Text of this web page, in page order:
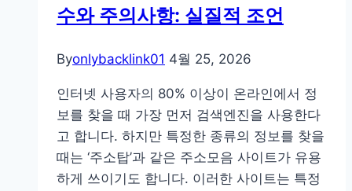
수와 주의사항: 실질적 조언
Byonlybacklink01 4월 25, 2026
인터넷 사용자의 80% 이상이 온라인에서 정
보를 찾을 때 가장 먼저 검색엔진을 사용한다
고 합니다. 하지만 특정한 종류의 정보를 찾을
때는 ‘주소탑’과 같은 주소모음 사이트가 유용
하게 쓰이기도 합니다. 이러한 사이트는 특정